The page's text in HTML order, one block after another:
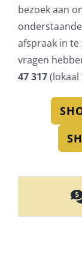
bezoek aan
afspraak in
vragen
47 317(lokaal